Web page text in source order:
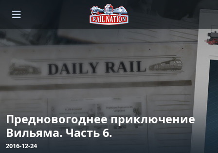
Предновогоднее приключение
Вильяма. Часть 6.
2016-12-24